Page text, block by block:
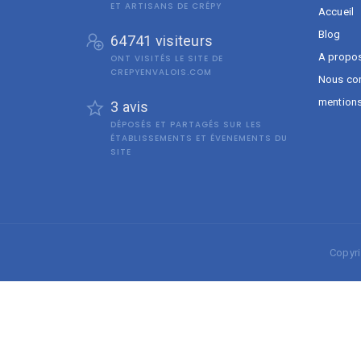
ET ARTISANS DE CRÉPY
64741 visiteurs
ONT VISITÉS LE SITE DE
CREPYENVALOIS.COM
3 avis
DÉPOSÉS ET PARTAGÉS SUR LES
ÉTABLISSEMENTS ET ÉVENEMENTS DU
SITE
Accueil
Blog
A
Nous